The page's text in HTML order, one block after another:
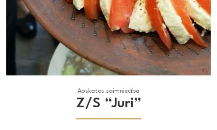
Apskates saimniecība
Z/S “Juri”